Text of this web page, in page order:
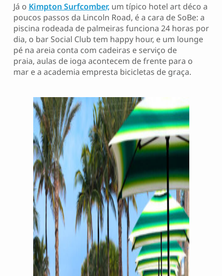
Já o Kimpton Surfcomber,um típico hotel art déco a
poucos passos da Lincoln Road, é a cara de SoBe: a
piscina rodeada de palmeiras funciona 24 horas por
dia, o bar Social Club tem happy hour, e um lounge
pé na areia conta com cadeiras e serviço de
praia, aulas de ioga acontecem de frente para o
mar e a academia empresta bicicletas de graça.